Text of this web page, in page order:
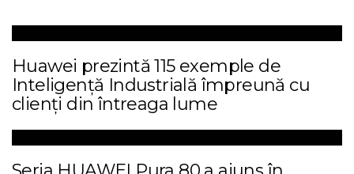
Huawei prezintă 115 exemple de
Inteligență Industrială împreună cu
clienți din întreaga lume